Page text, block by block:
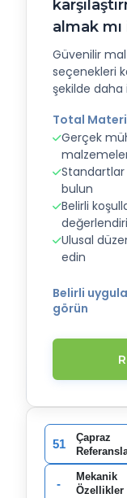
almak
Güvenilir
seçenekleri
şekilde daha
Total
Gerçek
Standartlar
bulun
Belirli
Ulusal
edin
Belirli
görün
51
Çapraz
-
Mekanik
Özellikler